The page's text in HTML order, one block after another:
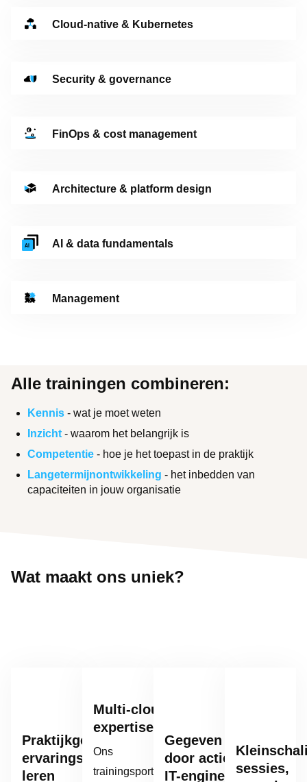
Cloud-native & Kubernetes
Security & governance
FinOps & cost management
Architecture & platform design
AI & data fundamentals
Management
Alle trainingen combineren:
Kennis - wat je moet weten
Inzicht - waarom het belangrijk is
Competentie - hoe je het toepast in de praktijk
Langetermijnontwikkeling - het inbedden van
capaciteiten in jouw organisatie
Wat maakt ons uniek?
Praktijkgericht,
ervaringsgericht
leren
Multi-cloud
expertise
Ons
trainingsportfolio
Gegeven
door actieve
IT-engineers
sessies,